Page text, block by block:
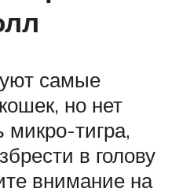
самые
но нет
микро-тигра,
в голову
внимание на